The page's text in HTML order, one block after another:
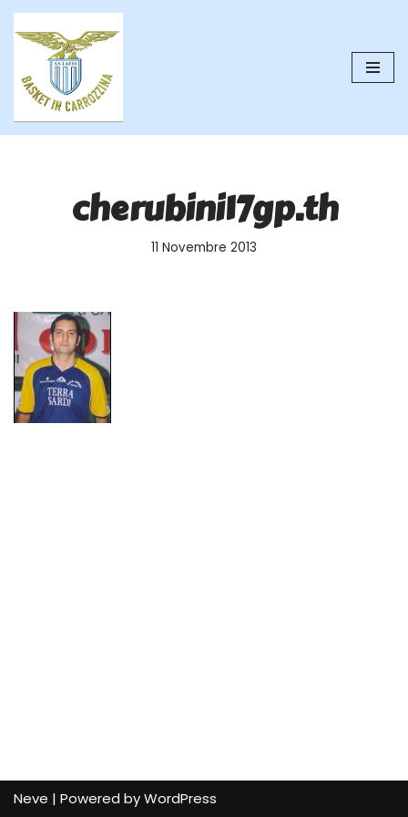
contenuto
cherubini17gp.th
11 Novembre 2013
Neve | Powered byWordPress